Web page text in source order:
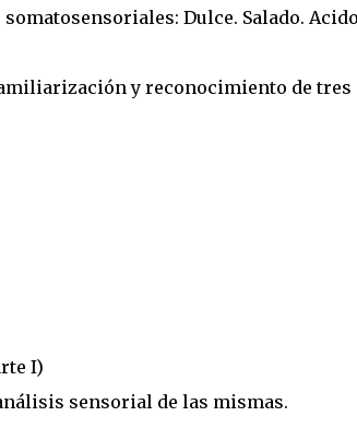
Dulce. Salado.
y reconocimiento de tres
I)
sensorial de las mismas.